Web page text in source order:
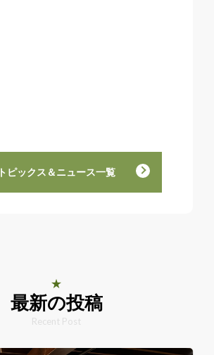
トピックス＆ニュース一覧
最新の投稿
Recent Post